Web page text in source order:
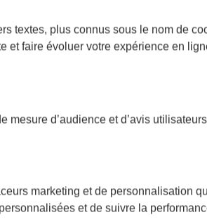
textes, plus connus sous le nom de
et faire évoluer votre expérience en
mesure d’audience et d’avis
marketing et de personnalisation
et de suivre la